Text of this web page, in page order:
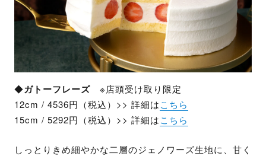
◆ガトーフレーズ ※店頭受け取り限定
12cm / 4536円（税込）>> 詳細はこちら
15cm / 5292円（税込）>> 詳細はこちら
しっとりきめ細やかな二層のジェノワーズ生地に、甘く